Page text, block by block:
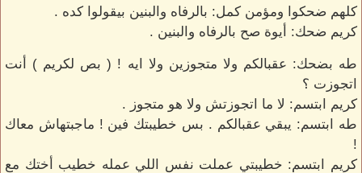
كلهم ضحكوا ومؤمن كمل: بالرفاه والبنين بيقولوا كده .
كريم ضحك: أيوة صح بالرفاه والبنين .
طه بضحك: عقبالكم ولا متجوزين ولا ايه ! ( بص لكريم ) أنت
اتجوزت ؟
كريم ابتسم: لا ما اتجوزتش ولا هو متجوز .
طه ابتسم: يبقي عقبالكم . بس خطيبتك فين ! ماجبتهاش معاك
!
كريم ابتسم: خطيبتي عملت نفس اللي عمله خطيب أختك مع